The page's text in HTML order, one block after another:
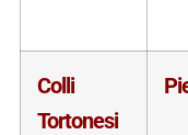
Colli
Tortonesi